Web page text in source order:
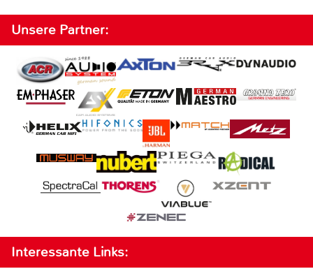
Unsere Partner:
Interessante Links: